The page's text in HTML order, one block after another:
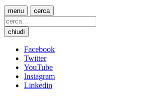
menu cerca
chiudi
Facebook
Twitter
YouTube
Instagram
Linkedin